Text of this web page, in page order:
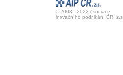
© 2003 - 2022 Asociace
inovačního podnikání ČR, z.s.